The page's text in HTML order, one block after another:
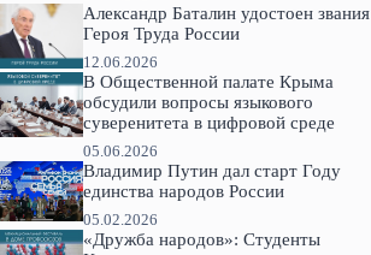
Александр Баталин удостоен звания
Героя Труда России
12.06.2026
В Общественной палате Крыма
обсудили вопросы языкового
суверенитета в цифровой среде
05.06.2026
Владимир Путин дал старт Году
единства народов России
05.02.2026
«Дружба народов»: Студенты